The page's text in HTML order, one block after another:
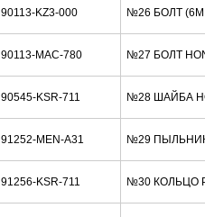
90113-KZ3-000 №26 БОЛТ
90113-MAC-780 №27 БОЛТ
90545-KSR-711 №28 ШАЙБА
91252-MEN-A31 №29 ПЫЛЬНИК
91256-KSR-711 №30 КОЛЬЦО